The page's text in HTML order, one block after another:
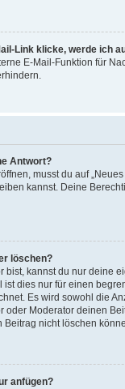
Link klicke, werde ich
E-Mail-Funktion für
Antwort?
musst du auf
kannst. Deine
löschen?
bist, kannst du nur deine
dies nur für einen
Es wird sowohl die
oder Moderator deinen
nicht löschen
anfügen?